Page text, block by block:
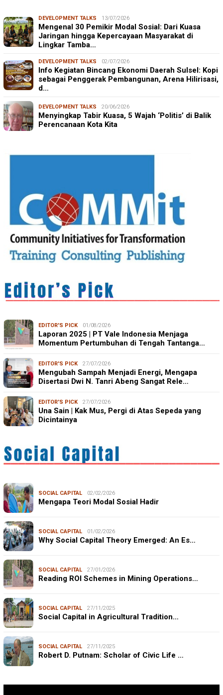
DEVELOPMENT TALKS 13/07/2026
Mengenal 30 Pemikir Modal Sosial: Dari Kuasa
Jaringan hingga Kepercayaan Masyarakat di
Lingkar Tamba…
DEVELOPMENT TALKS 02/07/2026
Info Kegiatan Bincang Ekonomi Daerah Sulsel: Kopi
sebagai Penggerak Pembangunan, Arena Hilirisasi,
d…
DEVELOPMENT TALKS 20/06/2026
Menyingkap Tabir Kuasa, 5 Wajah ‘Politis’ di Balik
Perencanaan Kota Kita
EDITOR'S PICK 01/08/2026
Laporan 2025 | PT Vale Indonesia Menjaga
Momentum Pertumbuhan di Tengah Tantanga…
EDITOR'S PICK 27/07/2026
Mengubah Sampah Menjadi Energi, Mengapa
Disertasi Dwi N. Tanri Abeng Sangat Rele…
EDITOR'S PICK 27/07/2026
Una Sain | Kak Mus, Pergi di Atas Sepeda yang
Dicintainya
SOCIAL CAPITAL 02/02/2026
Mengapa Teori Modal Sosial Hadir
SOCIAL CAPITAL 01/02/2026
Why Social Capital Theory Emerged: An Es…
SOCIAL CAPITAL 27/01/2026
Reading ROI Schemes in Mining Operations…
SOCIAL CAPITAL 27/11/2025
Social Capital in Agricultural Tradition…
SOCIAL CAPITAL 27/11/2025
Robert D. Putnam: Scholar of Civic Life …